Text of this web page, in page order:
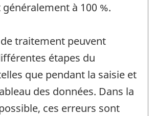
à 100 %.
traitement peuvent
étapes du
que pendant la saisie et
des données. Dans la
ces erreurs sont